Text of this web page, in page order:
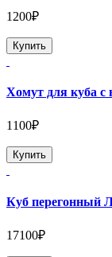
1200₽
Купить
Хомут для куба с
1100₽
Купить
Куб перегонный
17100₽